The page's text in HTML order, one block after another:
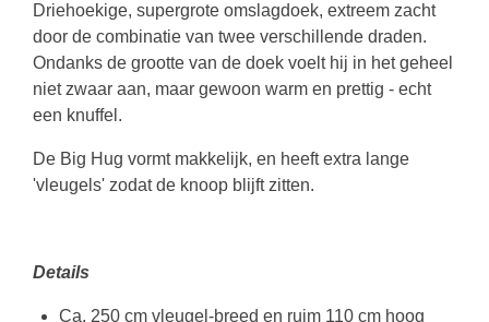
Driehoekige, supergrote omslagdoek, extreem zacht
door de combinatie van twee verschillende draden.
Ondanks de grootte van de doek voelt hij in het geheel
niet zwaar aan, maar gewoon warm en prettig - echt
een knuffel.
De Big Hug vormt makkelijk, en heeft extra lange
'vleugels' zodat de knoop blijft zitten.
Details
Ca. 250 cm vleugel-breed en ruim 110 cm hoog